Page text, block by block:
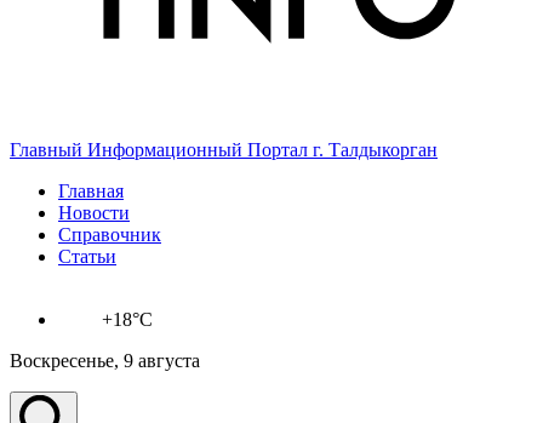
Главный Информационный Портал г. Талдыкорган
Главная
Новости
Справочник
Статьи
+18°C
Воскресенье, 9 августа